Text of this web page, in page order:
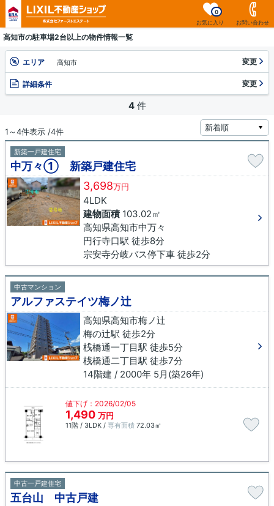
お気に入り
0
お問い合わせ
高知市の駐車場2台以上の物件情報一覧
エリア 高知市 変更
詳細条件 変更
4 件
1～4件表示 /4件
新築一戸建住宅
中万々① 新築戸建住宅
3,698万円
4LDK
建物面積103.02㎡
高知県高知市中万々
円行寺口駅 徒歩8分
宗安寺分岐バス停下車 徒歩2分
中古マンション
アルファステイツ梅ノ辻
高知県高知市梅ノ辻
梅の辻駅 徒歩2分
桟橋通一丁目駅 徒歩5分
桟橋通二丁目駅 徒歩7分
14階建 / 2000年 5月(築26年)
値下げ：2026/02/05
1,490 万円
11階 / 3LDK / 専有面積 72.03㎡
中古一戸建住宅
五台山 中古戸建